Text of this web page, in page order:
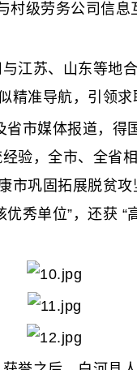
村级劳务公司信
苏、山东等地合
精准导航，引领求
市媒体报道，得
验，全市、全省
市巩固拓展脱贫
秀单位”，还获